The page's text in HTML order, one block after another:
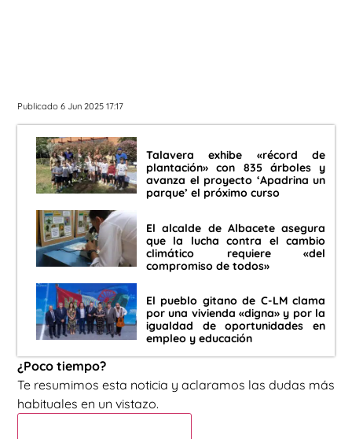
Publicado 6 Jun 2025 17:17
Talavera exhibe «récord de
plantación» con 835 árboles y
avanza el proyecto ‘Apadrina un
parque’ el próximo curso
El alcalde de Albacete asegura
que la lucha contra el cambio
climático requiere «del
compromiso de todos»
El pueblo gitano de C-LM clama
por una vivienda «digna» y por la
igualdad de oportunidades en
empleo y educación
¿Poco tiempo?
Te resumimos esta noticia y aclaramos las dudas más
habituales en un vistazo.